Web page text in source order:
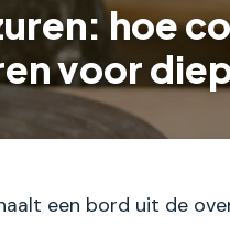
hoe
voor
een bord uit de